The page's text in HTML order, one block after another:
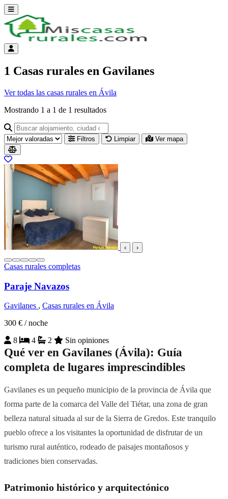
Abrir menú
Menú de cuenta
1 Casas rurales en Gavilanes
Ver todas las casas rurales en Ávila
Mostrando 1 a 1 de 1 resultados
Buscar alojamiento, ciudad o provincia para ir a su página
Filtros Limpiar Ver mapa
Resultados del listado
‹ ›
Casas rurales completas
Paraje Navazos
Gavilanes , Casas rurales en Ávila
300 € / noche
8
4 2 Sin opiniones
Qué ver en Gavilanes (Ávila): Guía
completa de lugares imprescindibles
Gavilanes es un pequeño municipio de la provincia de Ávila que
forma parte de la comarca del Valle del Tiétar, una zona de gran
belleza natural situada al sur de la Sierra de Gredos. Este tranquilo
pueblo ofrece a los visitantes la oportunidad de disfrutar de un
turismo rural auténtico, rodeado de paisajes montañosos y
tradiciones bien conservadas.
Patrimonio histórico y arquitectónico